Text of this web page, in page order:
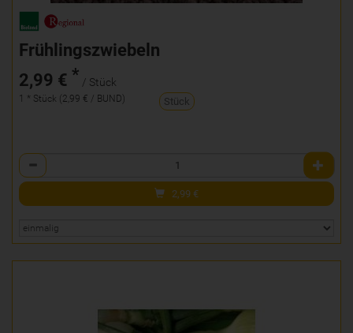
Frühlingszwiebeln
2,99 € * / Stück
1 * Stück (2,99 € / BUND) Stück
Anzahl
2,99 €